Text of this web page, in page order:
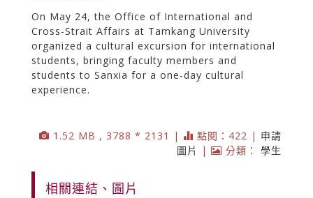
On May 24, the Office of International and
Cross-Strait Affairs at Tamkang University
organized a cultural excursion for international
students, bringing faculty members and
students to Sanxia for a one-day cultural
experience.
1.52 MB , 3788 * 2131 | 點閱：422 | 申請
圖片
| 分類： 學生
相關連結、圖片